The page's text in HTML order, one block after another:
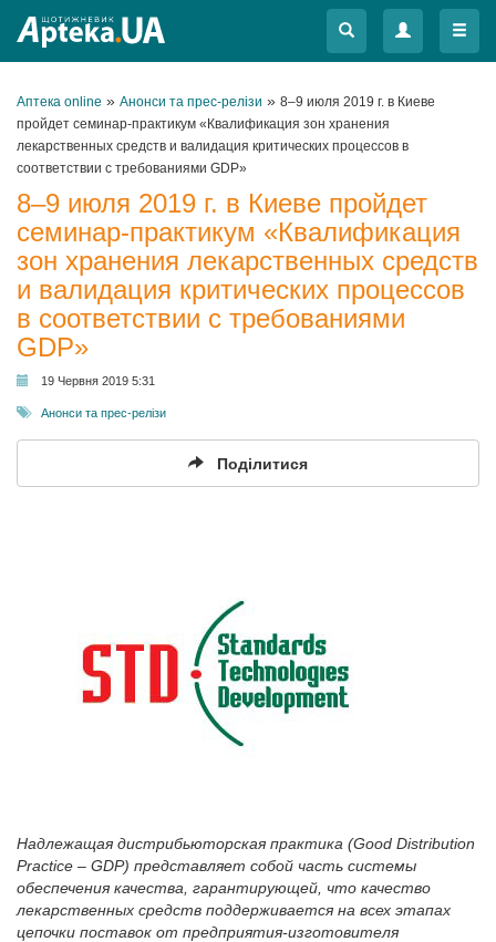
Меню
Меню
Аптека online » Анонси та прес-релізи » 8–9 июля 2019 г. в Киеве
пройдет семинар-практикум «Квалификация зон хранения
лекарственных средств и валидация критических процессов в
соответствии с требованиями GDP»
8–9 июля 2019 г. в Киеве пройдет
семинар-практикум «Квалификация
зон хранения лекарственных средств
и валидация критических процессов
в соответствии с требованиями
GDP»
19 Червня 2019 5:31
Анонси та прес-релізи
Поділитися
Надлежащая дистрибьюторская практика (Good Distribution
Practice – GDP) представляет собой часть системы
обеспечения качества, гарантирующей, что качество
лекарственных средств поддерживается на всех этапах
цепочки поставок от предприятия-изготовителя